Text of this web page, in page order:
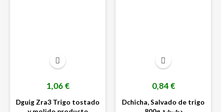
Precio
1,06 €
Dguig Zra3 Trigo tostado
Precio
0,84 €
Dchicha, Salvado de trigo